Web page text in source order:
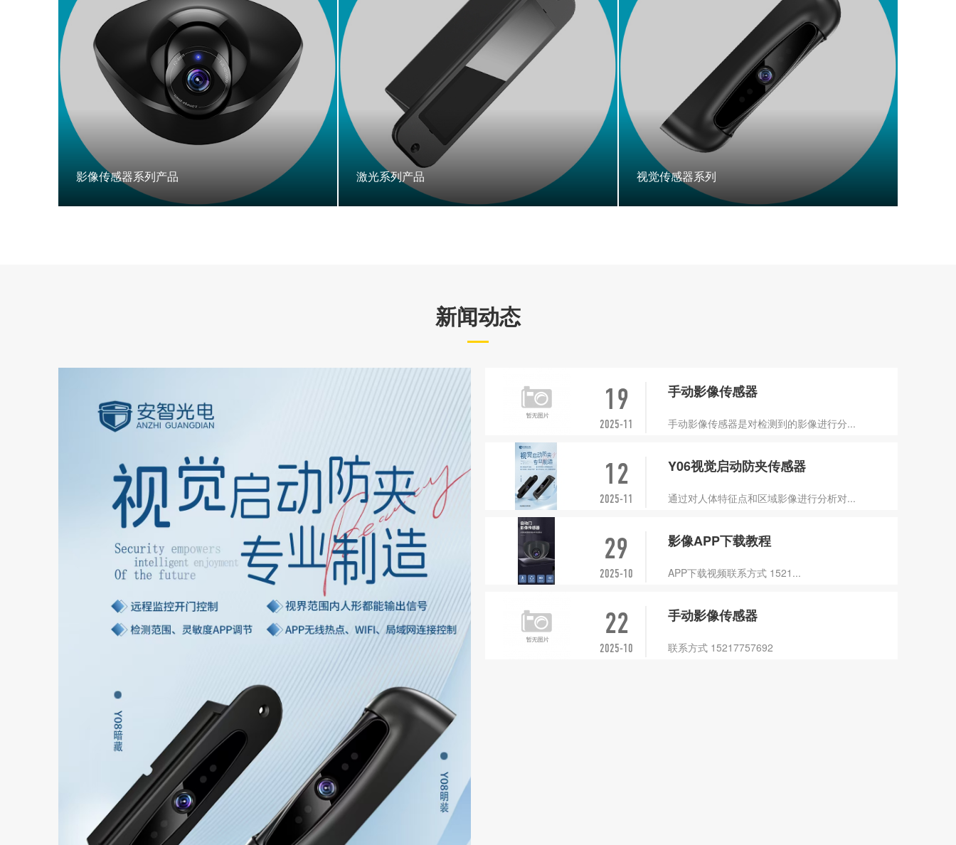
影像传感器系列产品 激光系列产品 视觉传感器系列
新闻动态
19
2025-11
手动影像传感器
手动影像传感器是对检测到的影像进行分...
12
2025-11
Y06视觉启动防夹传感器
通过对人体特征点和区域影像进行分析对...
29
2025-10
影像APP下载教程
APP下载视频联系方式 1521...
22
2025-10
手动影像传感器
联系方式 15217757692